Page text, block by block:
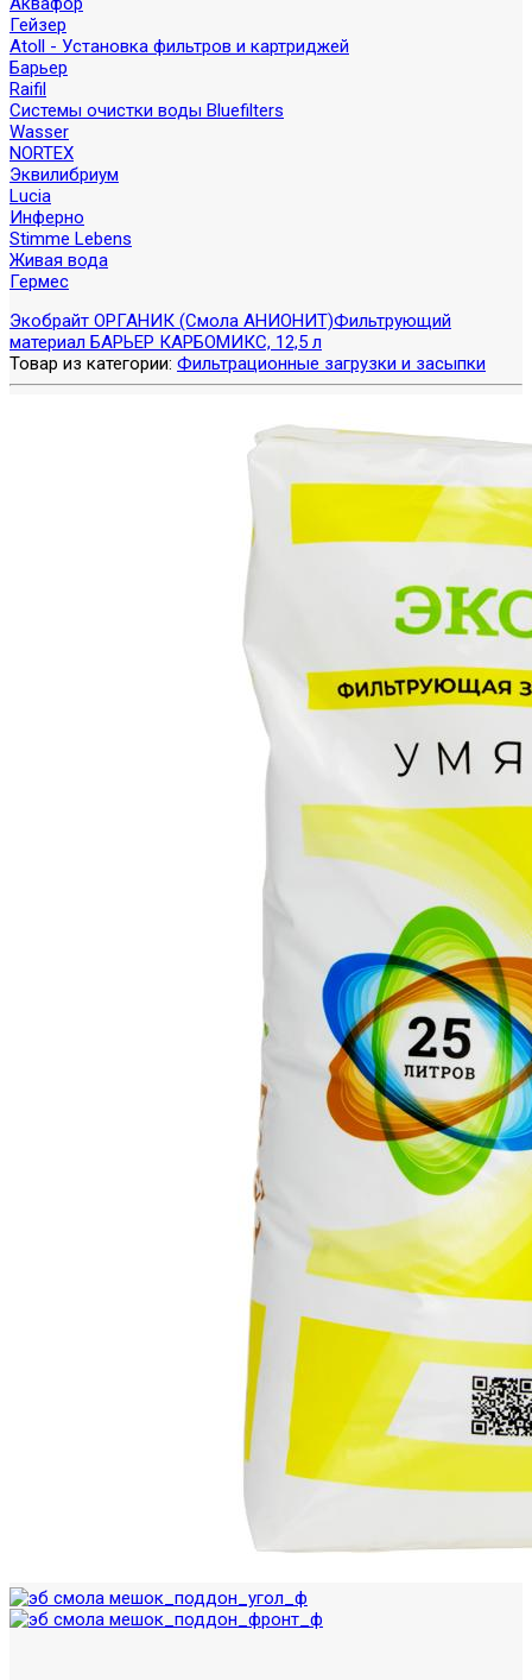
Гейзер
Atoll - Установка фильтров и картриджей
Барьер
Raifil
Системы очистки воды Bluefilters
Wasser
NORTEX
Эквилибриум
Lucia
Инферно
Stimme Lebens
Живая вода
Гермес
Экобрайт ОРГАНИК (Смола АНИОНИТ)Фильтрующий
материал БАРЬЕР КАРБОМИКС, 12,5 л
Товар из категории: Фильтрационные загрузки и засыпки